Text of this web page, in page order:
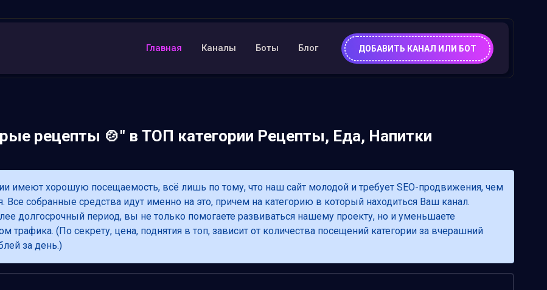
Главная Каналы Боты Блог ДОБАВИТЬ КАНАЛ ИЛИ БОТ
рецепты 🍲" в ТОП категории Рецепты, Еда, Напитки
имеют хорошую посещаемость, всё лишь по тому, что наш сайт молодой и требует SEO-продвижения, чем
собранные средства идут именно на это, причем на категорию в который находиться Ваш канал.
долгосрочный период, вы не только помогаете развиваться нашему проекту, но и уменьшаете
трафика. (По секрету, цена, поднятия в топ, зависит от количества посещений категории за вчерашний
за день.)